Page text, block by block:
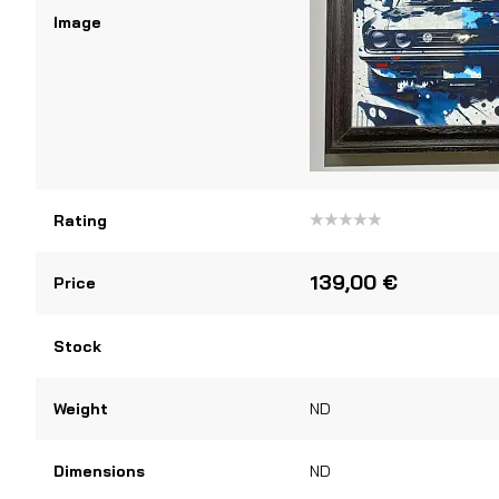
Image
Rating
5
Price 139,00 €
Stock
Weight ND
Dimensions ND